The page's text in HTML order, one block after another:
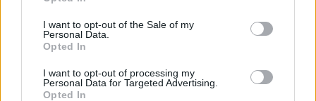
I want to opt-out of the Sale of my
Personal Data.
Opted In
I want to opt-out of processing my
Personal Data for Targeted Advertising.
Opted In